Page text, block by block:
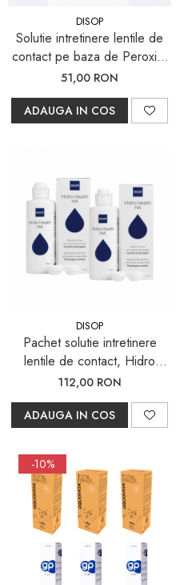
DISOP
Solutie intretinere lentile de
contact pe baza de Peroxid,
Hidro Health H2O2, 60 ml
51,00 RON
ADAUGA IN COS
DISOP
Pachet solutie intretinere
lentile de contact, Hidro
Health HA, 2x 360 ml
112,00 RON
ADAUGA IN COS
-10%